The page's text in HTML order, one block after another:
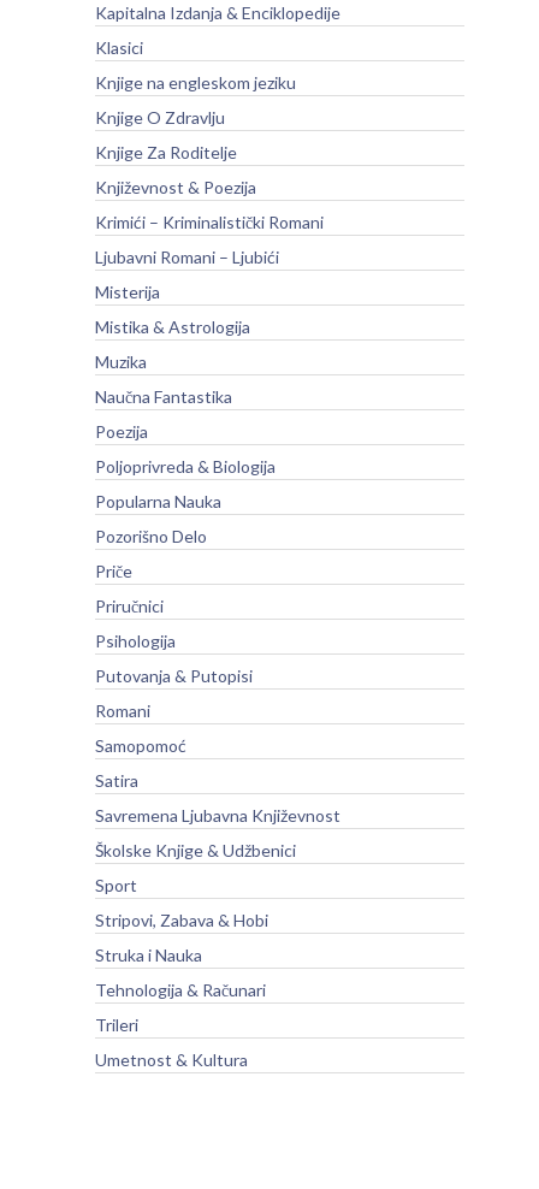
Kapitalna Izdanja & Enciklopedije
Klasici
Knjige na engleskom jeziku
Knjige O Zdravlju
Knjige Za Roditelje
Književnost & Poezija
Krimići – Kriminalistički Romani
Ljubavni Romani – Ljubići
Misterija
Mistika & Astrologija
Muzika
Naučna Fantastika
Poezija
Poljoprivreda & Biologija
Popularna Nauka
Pozorišno Delo
Priče
Priručnici
Psihologija
Putovanja & Putopisi
Romani
Samopomoć
Satira
Savremena Ljubavna Književnost
Školske Knjige & Udžbenici
Sport
Stripovi, Zabava & Hobi
Struka i Nauka
Tehnologija & Računari
Trileri
Umetnost & Kultura